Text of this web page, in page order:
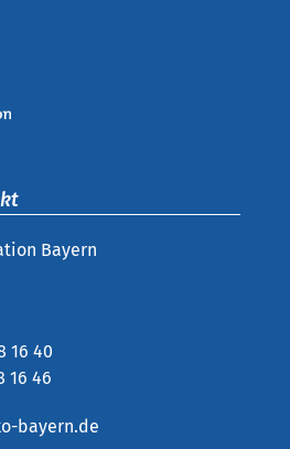
Bayern
16 40
16 46
bayern.de